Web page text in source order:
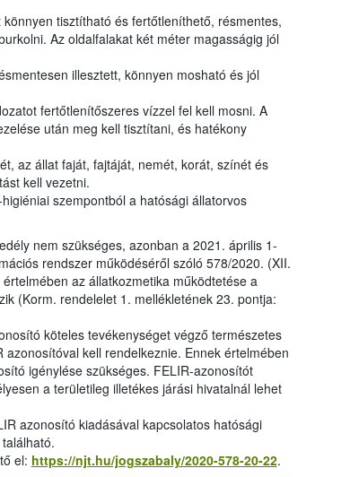
tisztítható és fertőtleníthető, résmentes,
Az oldalfalakat két méter magasságig jól
illesztett, könnyen mosható és jól
fertőtlenítőszeres vízzel fel kell mosni. A
után meg kell tisztítani, és hatékony
az állat faját, fajtáját, nemét, korát, színét és
kell vezetni.
szempontból a hatósági állatorvos
nem szükséges, azonban a 2021. április 1-
rendszer működéséről szóló 578/2020. (XII.
az állatkozmetika működtetése a
(Korm. rendelelet 1. mellékletének 23. pontja:
köteles tevékenységet végző természetes
kell rendelkeznie. Ennek értelmében
igénylése szükséges. FELIR-azonosítót
a területileg illetékes járási hivatalnál lehet
azonosító kiadásával kapcsolatos hatósági
el: https://njt.hu/jogszabaly/2020-578-20-22.